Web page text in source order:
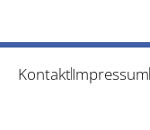
KontaktImpressum